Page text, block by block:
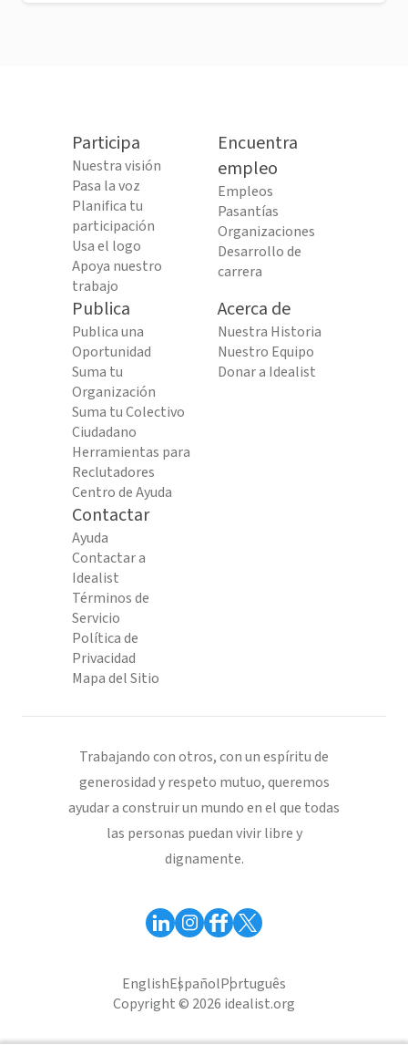
Participa
Nuestra visión
Pasa la voz
Planifica tu
participación
Usa el logo
Apoya nuestro
trabajo
Encuentra
empleo
Empleos
Pasantías
Organizaciones
Desarrollo de
carrera
Publica
Publica una
Oportunidad
Suma tu
Organización
Suma tu Colectivo
Ciudadano
Herramientas para
Reclutadores
Centro de Ayuda
Acerca de
Nuestra Historia
Nuestro Equipo
Donar a Idealist
Contactar
Ayuda
Contactar a
Idealist
Términos de
Servicio
Política de
Privacidad
Mapa del Sitio
Trabajando con otros, con un espíritu de
generosidad y respeto mutuo, queremos
ayudar a construir un mundo en el que todas
las personas puedan vivir libre y
dignamente.
EnglishEspañolPortuguês
Copyright © 2026 idealist.org